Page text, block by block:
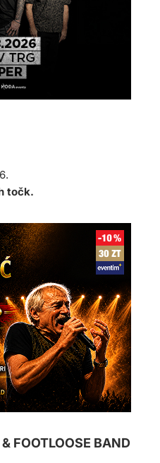
točk.
FOOTLOOSE BAND